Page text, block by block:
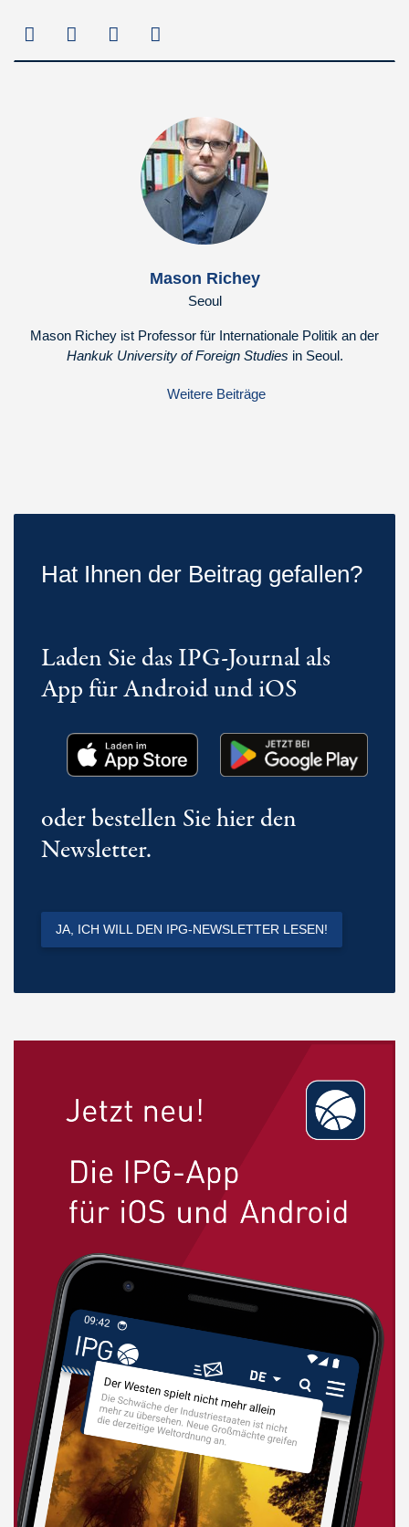
Mason Richey
Seoul
Mason Richey ist Professor für Internationale Politik an der
Hankuk University of Foreign Studies in Seoul.
Weitere Beiträge
Hat Ihnen der Beitrag gefallen?
Laden Sie das IPG-Journal als
App für Android und iOS
oder bestellen Sie hier den
Newsletter.
JA, ICH WILL DEN IPG-NEWSLETTER LESEN!